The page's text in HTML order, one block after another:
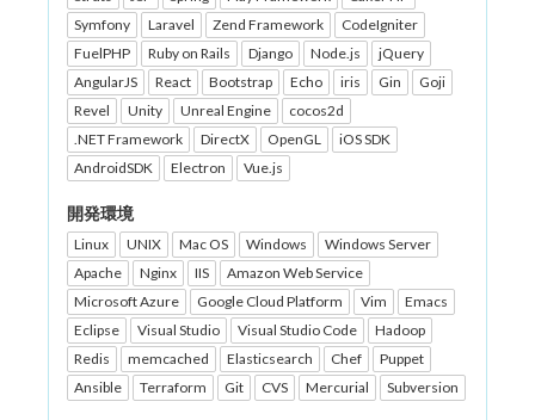
Symfony
Laravel Zend Framework
CodeIgniter
FuelPHP
Ruby on Rails Django Node.js
jQuery
AngularJS
React Bootstrap Echo iris Gin
Goji
Revel
Unity Unreal Engine
cocos2d
.NET Framework
DirectX OpenGL
iOS SDK
AndroidSDK
Electron Vue.js
開発環境
Linux UNIX Mac OS Windows
Windows Server
Apache
Nginx IIS
Amazon Web Service
Microsoft Azure
Google Cloud Platform Vim
Emacs
Eclipse
Visual Studio Visual Studio Code
Hadoop
Redis
memcached Elasticsearch Chef
Puppet
Ansible
Terraform Git CVS Mercurial Subversion